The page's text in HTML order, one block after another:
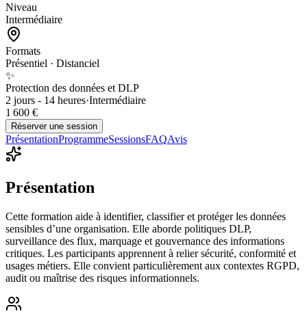
Niveau
Intermédiaire
Formats
Présentiel · Distanciel
✨
Protection des données et DLP
2 jours - 14 heures·Intermédiaire
1 600 €
Réserver une session
PrésentationProgrammeSessionsFAQAvis
Présentation
Cette formation aide à identifier, classifier et protéger les données
sensibles d’une organisation. Elle aborde politiques DLP,
surveillance des flux, marquage et gouvernance des informations
critiques. Les participants apprennent à relier sécurité, conformité et
usages métiers. Elle convient particulièrement aux contextes RGPD,
audit ou maîtrise des risques informationnels.